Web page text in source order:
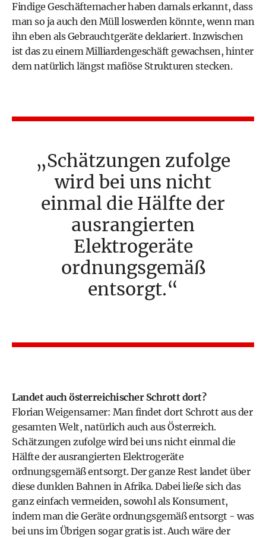
Findige Geschäftemacher haben damals erkannt, dass
man so ja auch den Müll loswerden könnte, wenn man
ihn eben als Gebrauchtgeräte deklariert. Inzwischen
ist das zu einem Milliardengeschäft gewachsen, hinter
dem natürlich längst mafiöse Strukturen stecken.
Schätzungen zufolge
wird bei uns nicht
einmal die Hälfte der
ausrangierten
Elektrogeräte
ordnungsgemäß
entsorgt.
Landet auch österreichischer Schrott dort?
Florian Weigensamer: Man findet dort Schrott aus der
gesamten Welt, natürlich auch aus Österreich.
Schätzungen zufolge wird bei uns nicht einmal die
Hälfte der ausrangierten Elektrogeräte
ordnungsgemäß entsorgt. Der ganze Rest landet über
diese dunklen Bahnen in Afrika. Dabei ließe sich das
ganz einfach vermeiden, sowohl als Konsument,
indem man die Geräte ordnungsgemäß entsorgt - was
bei uns im Übrigen sogar gratis ist. Auch wäre der